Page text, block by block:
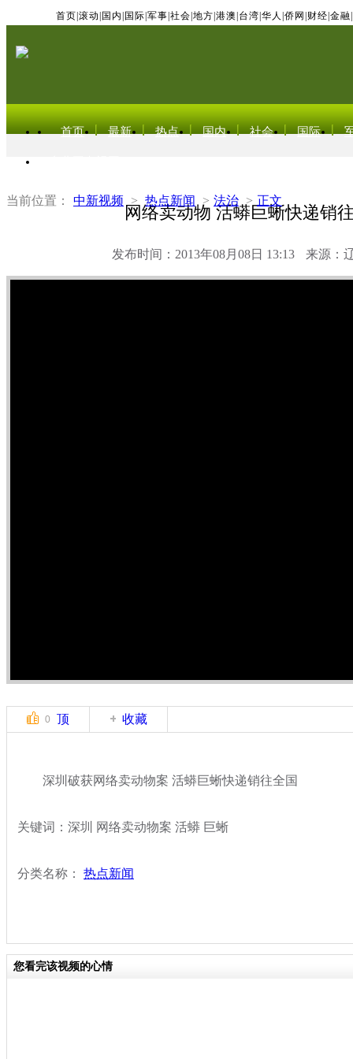
首页 滚动 国内 国际 军事 社会 地方 港澳 台湾 华人 侨网 财经 金融
首页 最新 热点 国内 社会 国际
当前位置： 中新视频 > 热点新闻 > 法治 > 正文
网络卖动物 活蟒巨蜥快递销
发布时间：2013年08月08日 13:13 来源：
0 顶 收藏
深圳破获网络卖动物案 活蟒巨蜥快递销往全国
关键词：深圳 网络卖动物案 活蟒 巨蜥
分类名称： 热点新闻
您看完该视频的心情